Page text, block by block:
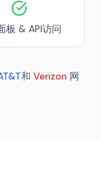
板 & API访问
和 Verizon 网